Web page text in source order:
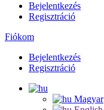
Bejelentkezés
Regisztráció
Fiókom
Bejelentkezés
Regisztráció
Magyar